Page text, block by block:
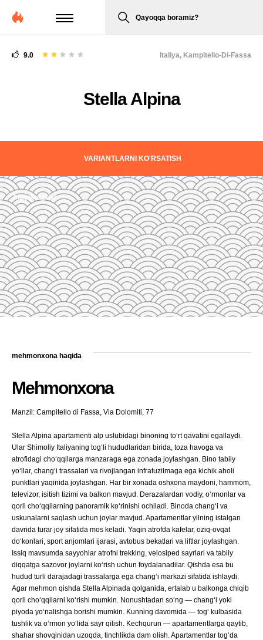
Qayoqqa boramiz?
9.0
Stella Alpina
Italiya, Kampitello-Di-Fassa
VARIANTLARNI KO'RSATISH
7 fotosuratlar
mehmonxona haqida
Mehmonxona
Manzil: Campitello di Fassa, Via Dolomiti, 77
Stella Alpina apartamenti alp uslubidagi binoning to‘rt qavatini egallaydi.
Ular Shimoliy Italiyaning tog‘li hududlaridan birida, toza havoga va
atrofidagi cho‘qqilarga manzaraga ega zonada joylashgan. Bino tabiiy
yo‘llar, chang‘i trassalari va rivojlangan infratuzilmaga ega kichik aholi
punktlari yaqinida joylashgan. Har bir xonada oshxona maydoni, hammom,
televizor, isitish tizimi va balkon mavjud. Derazalardan vodiy, o‘rmonlar va
qorli cho‘qqilarning panoramik ko‘rinishi ochiladi. Binoda chang‘i va
uskunalarni saqlash uchun joylar mavjud. Apartamentlar yilning istalgan
davrida turar joy sifatida mos keladi. Yaqin atrofda kafelar, oziq-ovqat
do‘konlari, sport anjomlari ijarasi, avtobus bekatlari va liftlar joylashgan.
Issiq mavsumda sayyohlar atrofni trekking, velosiped sayrlari va tabiiy
diqqatga sazovor joylarni ko‘rish uchun foydalanadilar. Qishda esa bu
hudud turli darajadagi trassalarga ega chang‘i markazi sifatida ishlaydi.
Agar mehmon qishda Stella Alpinada qolganida, ertalab u balkonga chiqib
qorli cho‘qqilarni ko‘rishi mumkin. Nonushtadan so‘ng — chang‘i yoki
piyoda yo‘nalishga borishi mumkin. Kunning davomida — tog‘ kulbasida
tushlik va o‘rmon yo‘lida sayr qilish. Kechqurun — apartamentlarga qaytib,
shahar shovqinidan uzoqda, tinchlikda dam olish. Apartamentlar tog‘da